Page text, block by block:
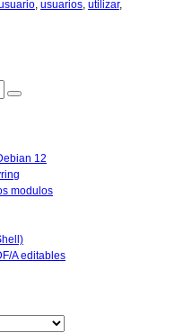
, usuarios, utilizar,
12
modulos
A editables